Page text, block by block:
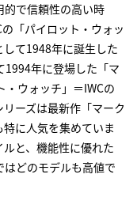
的で信頼性の高い時
「パイロット・ウォッ
て1948年に誕生した
1994年に登場した「マ
ウォッチ」＝IWCの
ーズは最新作「マーク
に人気を集めていま
と、機能性に優れた
はどのモデルも高値で